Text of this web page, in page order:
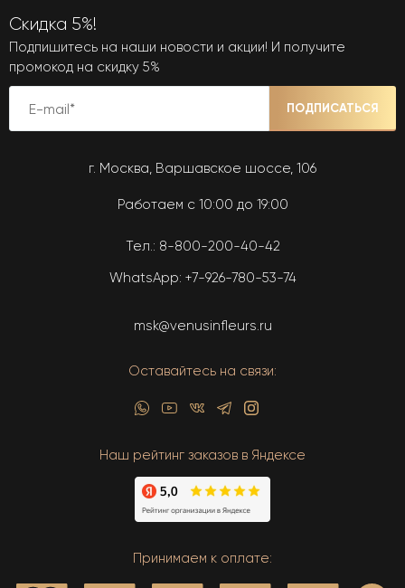
Скидка 5%!
Подпишитесь на наши новости и акции! И получите
промокод на скидку 5%
ПОДПИСАТЬСЯ
г. Москва, Варшавское шоссе, 106
Работаем с 10:00 до 19:00
Тел.: 8-800-200-40-42
WhatsApp: +7-926-780-53-74
msk@venusinfleurs.ru
Оставайтесь на связи:
Наш рейтинг заказов в Яндексе
Принимаем к оплате: